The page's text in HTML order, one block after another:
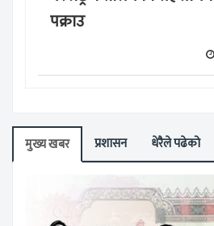
पक्राउ
मुख्य खबर प्रशासन धेरैले पढेको